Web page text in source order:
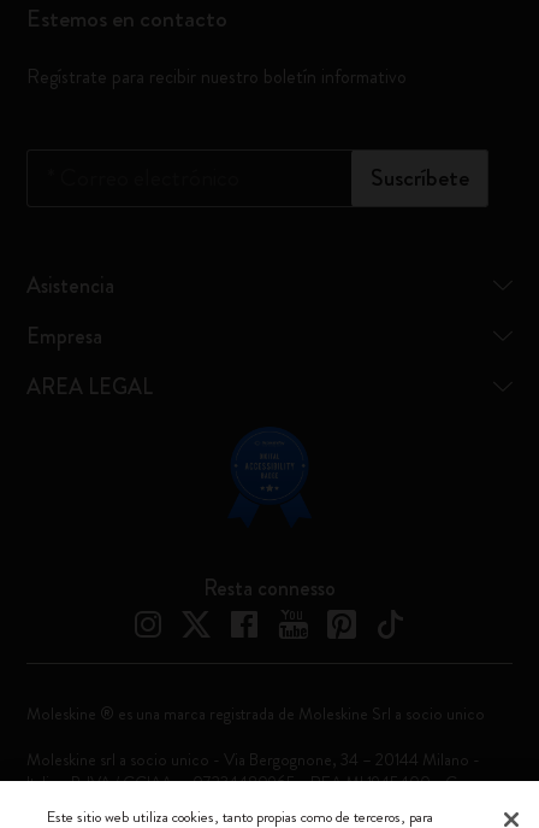
Estemos en contacto
Regístrate para recibir nuestro boletín informativo
Suscríbete
Asistencia
Empresa
AREA LEGAL
Resta connesso
Moleskine ® es una marca registrada de Moleskine Srl a socio unico
Moleskine srl a socio unico - Via Bergognone, 34 – 20144 Milano -
Italia - P. IVA / CCIAA n. 07234480965 - REA MI 1945400 - Cap.
Soc. €2.181.513,42
Este sitio web utiliza cookies, tanto propias como de terceros, para